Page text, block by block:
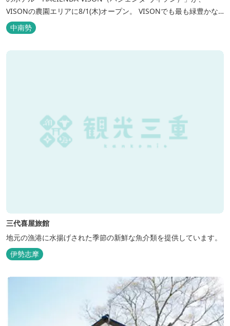
VISONの農園エリアに8/1(木)オープン。 VISONでも最も緑豊かな
農園エリアに建つHACIENDA VISON。 ホテル名
の“HACIENDA”は、スペイン語で荘園の主の館を...
中南勢
三代喜屋旅館
地元の漁港に水揚げされた季節の新鮮な魚介類を提供しています。
伊勢志摩